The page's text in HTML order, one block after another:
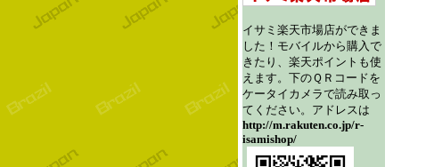
イサミ楽天市場店ができま
した！モバイルから購入で
きたり、楽天ポイントも使
えます。下のＱＲコードを
ケータイカメラで読み取っ
てください。アドレスは
http://m.rakuten.co.jp/r-
isamishop/